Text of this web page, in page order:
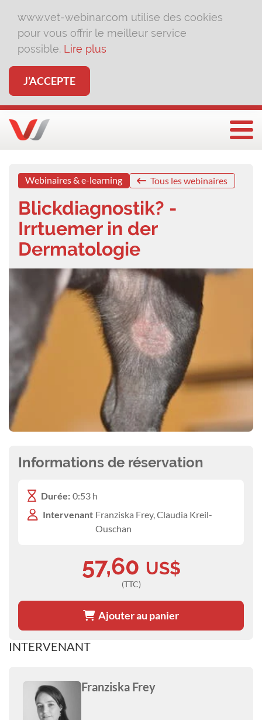
www.vet-webinar.com utilise des cookies
pour vous offrir le meilleur service
possible. Lire plus
J’ACCEPTE
Webinaires & e-learning Tous les webinaires
Blickdiagnostik? -
Irrtuemer in der
Dermatologie
INTERVENANT
Franziska Frey
Informations de réservation
Durée: 0:53 h
Intervenant Franziska Frey, Claudia Kreil-
Ouschan
57,60 US$
(TTC)
Ajouter au panier